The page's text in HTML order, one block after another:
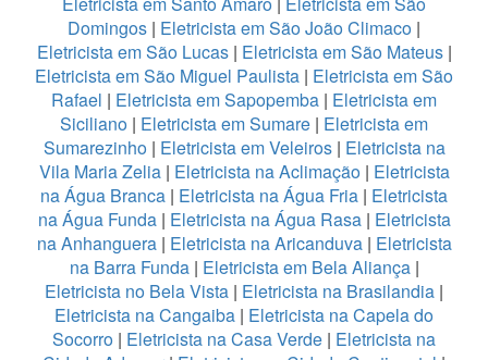
Domingos | Eletricista em São João Climaco |
Eletricista em São Lucas| Eletricista em São Mateus |
Eletricista em São Miguel Paulista | Eletricista em São
Rafael | Eletricista em Sapopemba | Eletricista em
Siciliano | Eletricista em Sumare | Eletricista em
Sumarezinho| Eletricista em Veleiros| Eletricista na
Vila Maria Zelia| Eletricista na Aclimação| Eletricista
na Água Branca | Eletricista na Água Fria | Eletricista
na Água Funda| Eletricista na Água Rasa | Eletricista
na Anhanguera| Eletricista na Aricanduva| Eletricista
na Barra Funda | Eletricista em Bela Aliança |
Eletricista no Bela Vista | Eletricista na Brasilandia |
Eletricista na Cangaiba | Eletricista na Capela do
Socorro | Eletricista na Casa Verde | Eletricista na